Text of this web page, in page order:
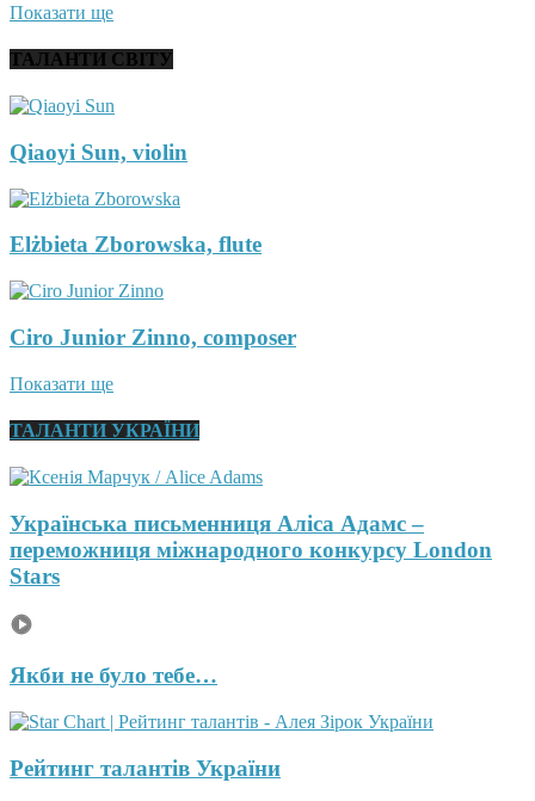
Показати ще
ТАЛАНТИ СВІТУ
Qiaoyi Sun, violin
Elżbieta Zborowska, flute
Ciro Junior Zinno, composer
Показати ще
ТАЛАНТИ УКРАЇНИ
Українська письменниця Аліса Адамс –
переможниця міжнародного конкурсу London
Stars
Якби не було тебе…
Рейтинг талантів України